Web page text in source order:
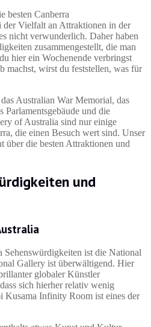
besten Canberra
der Vielfalt an Attraktionen in der
nicht verwunderlich. Daher haben
zusammengestellt, die man
hier ein Wochenende verbringst
machst, wirst du feststellen, was für
Australian War Memorial, das
Parlamentsgebäude und die
of Australia sind nur einige
die einen Besuch wert sind. Unser
über die besten Attraktionen und
und
Sehenswürdigkeiten ist die National
Gallery ist überwältigend. Hier
globaler Künstler
sich hierher relativ wenig
Kusama Infinity Room ist eines der